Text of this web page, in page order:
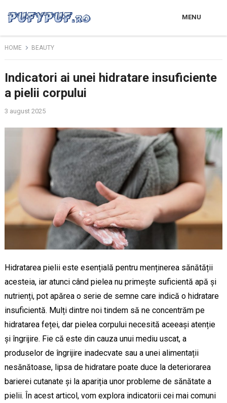
MENU
HOME BEAUTY
Indicatori ai unei hidratare insuficiente
a pielii corpului
3 august 2025
Hidratarea pielii este esențială pentru menținerea sănătății
acesteia, iar atunci când pielea nu primește suficientă apă și
nutrienți, pot apărea o serie de semne care indică o hidratare
insuficientă. Mulți dintre noi tindem să ne concentrăm pe
hidratarea feței, dar pielea corpului necesită aceeași atenție
și îngrijire. Fie că este din cauza unui mediu uscat, a
produselor de îngrijire inadecvate sau a unei alimentații
nesănătoase, lipsa de hidratare poate duce la deteriorarea
barierei cutanate și la apariția unor probleme de sănătate a
pielii. În acest articol, vom explora indicatorii cei mai comuni